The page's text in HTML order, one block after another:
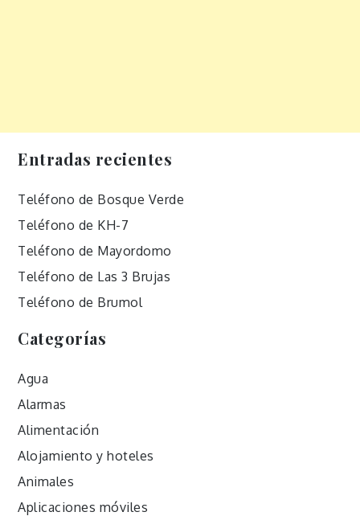
Entradas recientes
Teléfono de Bosque Verde
Teléfono de KH-7
Teléfono de Mayordomo
Teléfono de Las 3 Brujas
Teléfono de Brumol
Categorías
Agua
Alarmas
Alimentación
Alojamiento y hoteles
Animales
Aplicaciones móviles